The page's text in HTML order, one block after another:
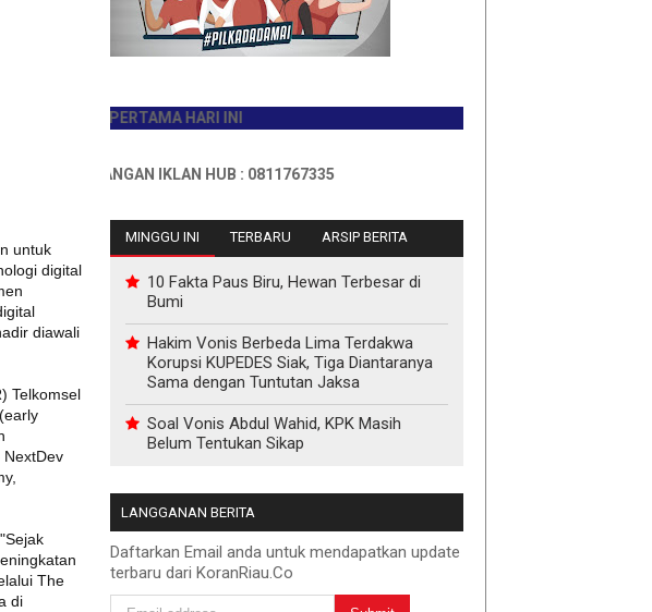
untuk
digital
diawali
Telkomsel
The
di
PERTAMA HARI INI
IKLAN HUB : 0811767335
MINGGU INI TERBARU ARSIP BERITA
10 Fakta Paus Biru, Hewan Terbesar di
Bumi
Hakim Vonis Berbeda Lima Terdakwa
Korupsi KUPEDES Siak, Tiga Diantaranya
Sama dengan Tuntutan Jaksa
Soal Vonis Abdul Wahid, KPK Masih
Belum Tentukan Sikap
LANGGANAN BERITA
Daftarkan Email anda untuk mendapatkan update
terbaru dari KoranRiau.Co